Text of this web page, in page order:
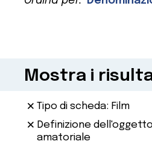
Mostra i
Tipo di scheda: Film
Definizione
amatoriale